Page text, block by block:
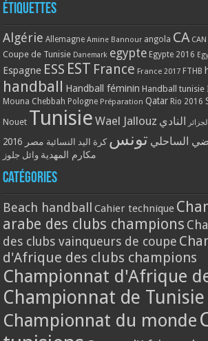
Étiquettes
Algérie Allemagne Amine Bannour angola CA CAN
Coupe de Tunisie Danemark egypte Egypte 2016
Espagne ESS EST France France 2017 FTHB
handball Handball féminin Handball tunisie
Mouna Chebbah Pologne Préparation Qatar Rio 2016
Nouet Tunisie Wael Jallouz الجزائر النادي
الساحلي تونس كرة اليد النسائية مصر 2016
مكارم المهدية وائل جلوز
Catégories
Beach handball Cahier technique
arabe des clubs champions
des clubs vainqueurs de coupe
d'Afrique des clubs champions
Championnat d'Afrique
Championnat de Tunisie
Championnat du monde